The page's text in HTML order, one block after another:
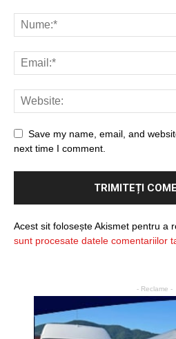
Save my name, email, and
next time I comment.
Acest sit folosește Akismet pentru a
sunt procesate datele comentariilor
- Reclame -